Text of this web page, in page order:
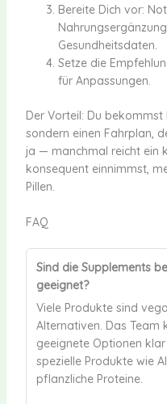
Bereite Dich vor:
Gesundheitsdaten.
Setze die
für Anpassungen.
Der Vorteil: Du
sondern einen Fahrplan,
ja — manchmal reicht ein
konsequent einnimmst,
Pillen.
FAQ
Sind die Supplements
geeignet?
Viele Produkte sind
Alternativen. Das Team
geeignete Optionen
spezielle Produkte wie
pflanzliche Proteine.